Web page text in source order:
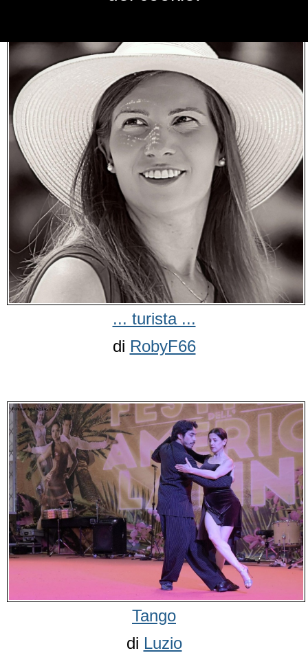
... turista ...
di RobyF66
Tango
di Luzio